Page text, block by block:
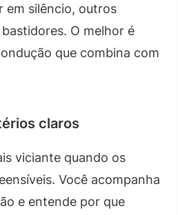
em silêncio, outros
O melhor é
que combina com
claros
viciante quando os
Você acompanha
e entende por que